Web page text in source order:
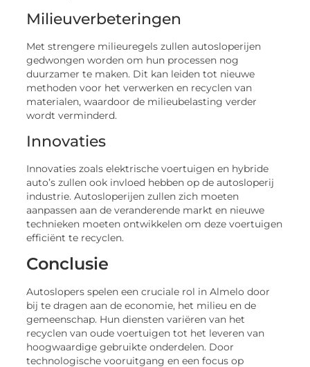
Milieuverbeteringen
Met strengere milieuregels zullen autosloperijen
gedwongen worden om hun processen nog
duurzamer te maken. Dit kan leiden tot nieuwe
methoden voor het verwerken en recyclen van
materialen, waardoor de milieubelasting verder
wordt verminderd.
Innovaties
Innovaties zoals elektrische voertuigen en hybride
auto’s zullen ook invloed hebben op de autosloperij
industrie. Autosloperijen zullen zich moeten
aanpassen aan de veranderende markt en nieuwe
technieken moeten ontwikkelen om deze voertuigen
efficiënt te recyclen.
Conclusie
Autoslopers spelen een cruciale rol in Almelo door
bij te dragen aan de economie, het milieu en de
gemeenschap. Hun diensten variëren van het
recyclen van oude voertuigen tot het leveren van
hoogwaardige gebruikte onderdelen. Door
technologische vooruitgang en een focus op